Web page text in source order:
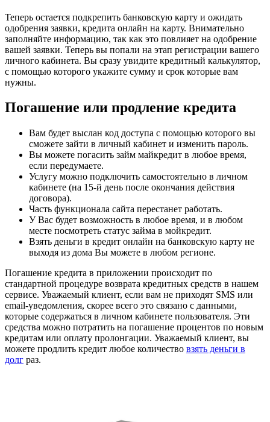
Теперь остается подкрепить банковскую карту и ожидать
одобрения заявки, кредита онлайн на карту. Внимательно
заполняйте информацию, так как это повлияет на одобрение
вашей заявки. Теперь вы попали на этап регистрации вашего
личного кабинета. Вы сразу увидите кредитный калькулятор,
с помощью которого укажите сумму и срок которые вам
нужны.
Погашение или продление кредита
Вам будет выслан код доступа с помощью которого вы
сможете зайти в личный кабинет и изменить пароль.
Вы можете погасить займ майкредит в любое время,
если передумаете.
Услугу можно подключить самостоятельно в личном
кабинете (на 15-й день после окончания действия
договора).
Часть функционала сайта перестанет работать.
У Вас будет возможность в любое время, и в любом
месте посмотреть статус займа в мойкредит.
Взять деньги в кредит онлайн на банковскую карту не
выходя из дома Вы можете в любом регионе.
Погашение кредита в приложении происходит по
стандартной процедуре возврата кредитных средств в нашем
сервисе. Уважаемый клиент, если вам не приходят SMS или
email-уведомления, скорее всего это связано с данными,
которые содержаться в личном кабинете пользователя. Эти
средства можно потратить на погашение процентов по новым
кредитам или оплату пролонгации. Уважаемый клиент, вы
можете продлить кредит любое количество взять деньги в
долг раз.